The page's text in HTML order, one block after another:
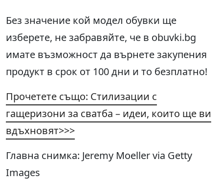
Без значение кой модел обувки ще
изберете, не забравяйте, че в obuvki.bg
имате възможност да върнете закупения
продукт в срок от 100 дни и то безплатно!
Прочетете също: Стилизации с
гащеризони за сватба – идеи, които ще ви
вдъхновят>>>
Главна снимка: Jeremy Moeller via Getty
Images